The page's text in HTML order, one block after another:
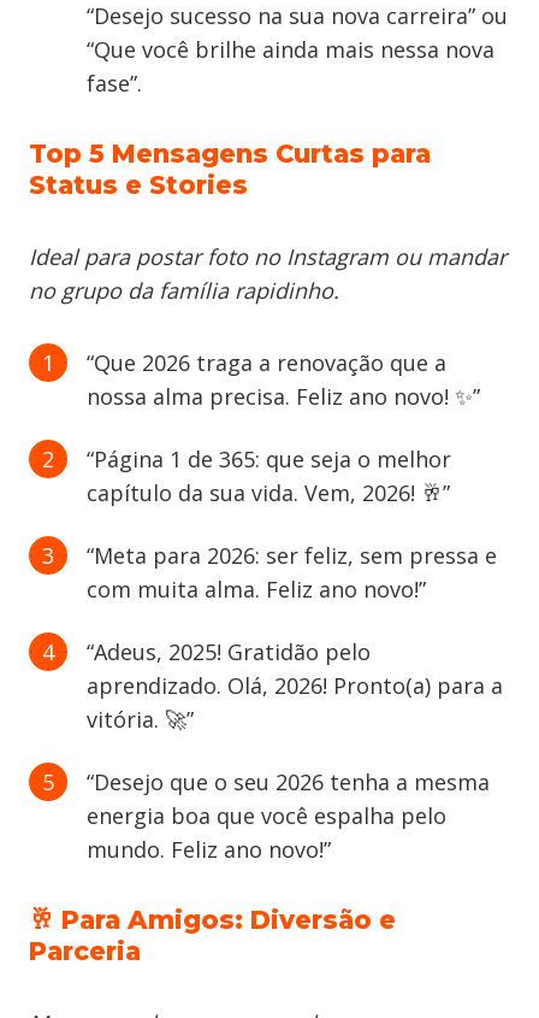
“Desejo sucesso na sua nova carreira” ou
“Que você brilhe ainda mais nessa nova
fase”.
Top 5 Mensagens Curtas para
Status e Stories
Ideal para postar foto no Instagram ou mandar
no grupo da família rapidinho.
“Que 2026 traga a renovação que a
nossa alma precisa. Feliz ano novo! ✨”
“Página 1 de 365: que seja o melhor
capítulo da sua vida. Vem, 2026! 🥂”
“Meta para 2026: ser feliz, sem pressa e
com muita alma. Feliz ano novo!”
“Adeus, 2025! Gratidão pelo
aprendizado. Olá, 2026! Pronto(a) para a
vitória. 🚀”
“Desejo que o seu 2026 tenha a mesma
energia boa que você espalha pelo
mundo. Feliz ano novo!”
🥂 Para Amigos: Diversão e
Parceria